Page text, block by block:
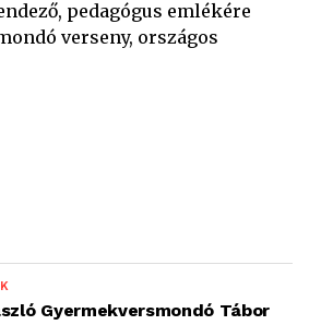
pedagógus emlékére
verseny, országos
Gyermekversmondó Tábor